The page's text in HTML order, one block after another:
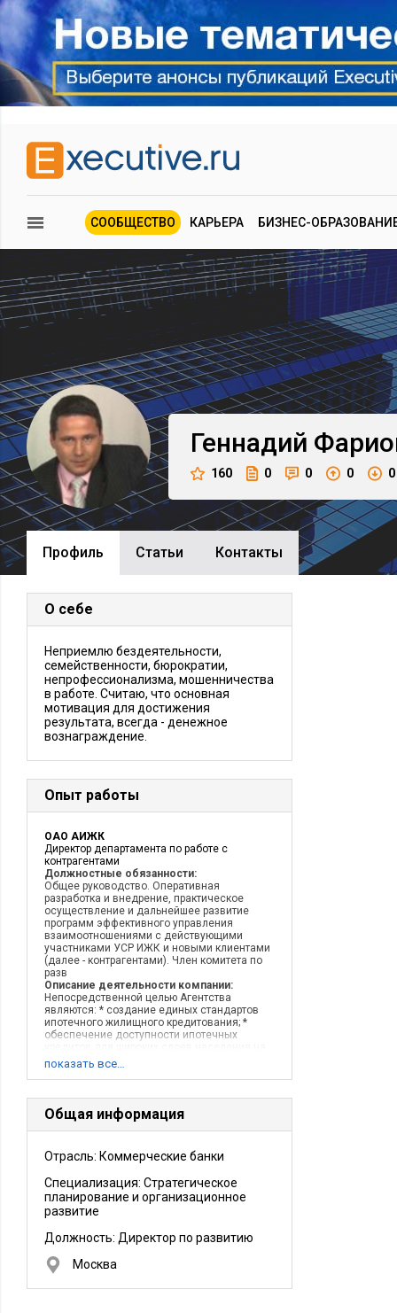
СООБЩЕСТВО КАРЬЕРА БИЗНЕС-
Геннадий
160 0 0 0 0
Профиль Cтатьи Контакты
О себе
Неприемлю бездеятельности,
семейственности, бюрократии,
непрофессионализма, мошенничества
в работе. Считаю, что основная
мотивация для достижения
результата, всегда - денежное
вознаграждение.
Опыт работы
ОАО АИЖК
Директор департамента по работе с
контрагентами
Должностные обязанности:
Общее руководство. Оперативная
разработка и внедрение, практическое
осуществление и дальнейшее развитие
программ эффективного управления
взаимоотношениями с действующими
участниками УСР ИЖК и новыми клиентами
(далее - контрагентами). Член комитета по
разв
Описание деятельности компании:
Непосредственной целью Агентства
являются: * создание единых стандартов
ипотечного жилищного кредитования; *
обеспечение доступности ипотечных
всей территории России; * создание
показать все…
Общая информация
Отрасль: Коммерческие банки
Специализация: Стратегическое
планирование и организационное
развитие
Должность: Директор по развитию
Москва